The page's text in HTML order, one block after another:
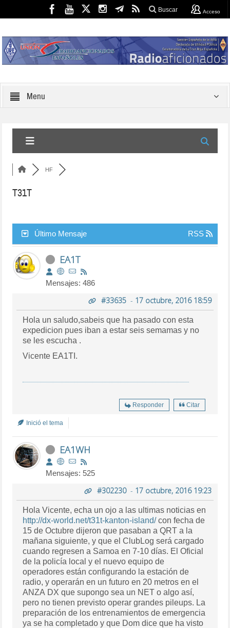
Buscar Acceso
Menu
HF
T31T
Último Mensaje RSS
EA1T
Mensajes: 486
#33635- 17 octubre, 2016 18:59
Hola un saludo,sabeis que ha pasado con esta
expedicion pues iban a estar seis semamas y no
se les escucha .
Vicente EA1TI.
Responder Citar
Inició el tema
EA1WH
Mensajes: 525
#302230- 17 octubre, 2016 19:23
Hola Vicente, echa un ojo a las ultimas noticias en
http://dx-world.net/t31t-kanton-island/con fecha de
15 de Octubre dijeron que pasaban a QRT a la
mañana siguiente, y que el ClubLog será cargado
cuando regresen a Samoa en 7-10 días. El Oficial
de la policía local y el nuevo equipo de
operadores están configurando la estación de
radio, y operarán en un futuro en 20 metros en el
ANZA DX que supongo sea un NET o algo así,
pero no tienen previsto operar grandes pileups. La
preparación de los entrenamientos de emergencia
ya se ha completado y que Dom dice que ha visto